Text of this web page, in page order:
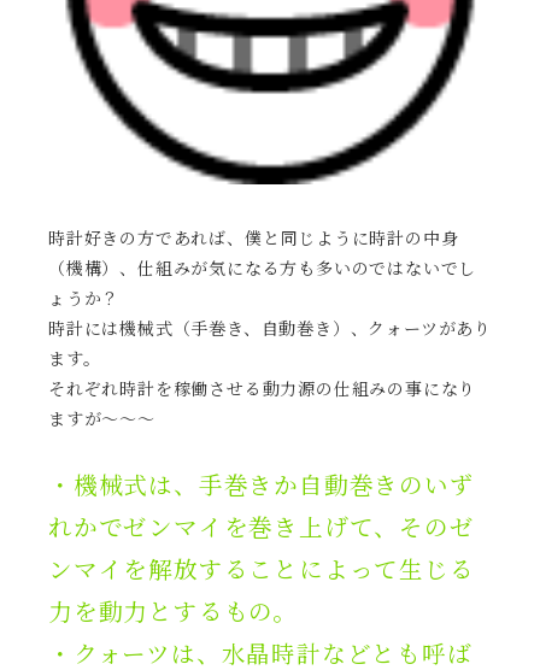
時計好きの方であれば、僕と同じように時計の中身
（機構）、仕組みが気になる方も多いのではないでし
ょうか？
時計には機械式（手巻き、自動巻き）、クォーツがあり
ます。
それぞれ時計を稼働させる動力源の仕組みの事になり
ますが〜〜〜
・機械式は、手巻きか自動巻きのいず
れかでゼンマイを巻き上げて、そのゼ
ンマイを解放することによって生じる
力を動力とするもの。
・クォーツは、水晶時計などとも呼ば